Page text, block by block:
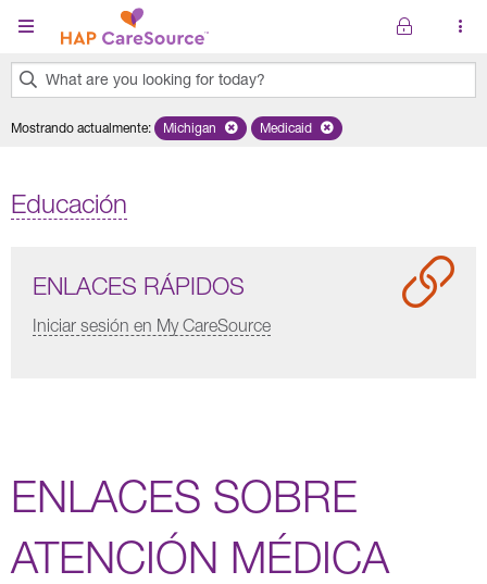
Pasar al contenido principal
What are you looking for today?
results
Mostrando actualmente: Remove selected state 'Michigan'
Michigan Remove selected plan 'Medicaid'
Medicaid
Educación
ENLACES RÁPIDOS
Iniciar sesión en My CareSource
ENLACES SOBRE
ATENCIÓN MÉDICA